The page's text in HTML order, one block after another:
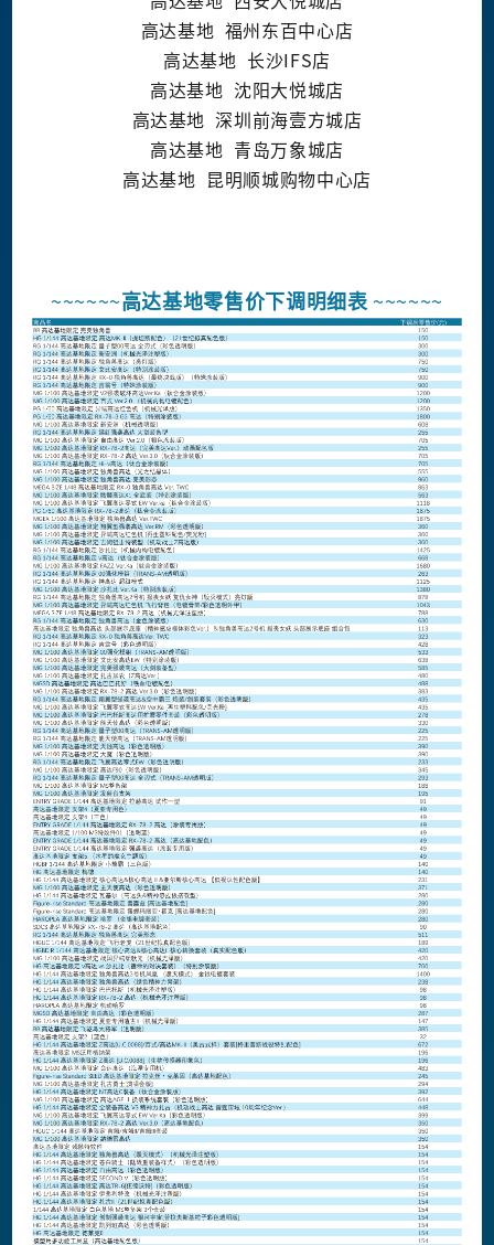
高达基地
福州东百中心店
高达基地
长沙 IFS店
高达基地
沈阳大悦城店
高达基地 深圳前海壹方城店
高达基地 青岛万象城店
高达基地
昆明顺城购物中心店
~~~~~~高达基地零售价下调明细表 ~~~~~~